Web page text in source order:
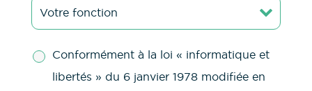
Conformément à la loi « informatique et
libertés » du 6 janvier 1978 modifiée en